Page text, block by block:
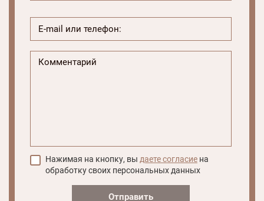
Нажимая на кнопку, вы даете согласие на
обработку своих персональных данных
Отправить